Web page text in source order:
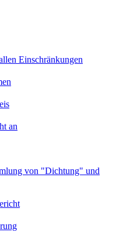
Einschränkungen
an
von "Dichtung" und